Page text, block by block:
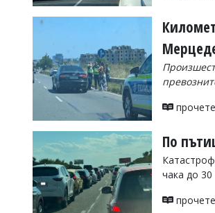
Колев,
Коментарите
статиите
читателите
редакцията
отговорност
По
чака до